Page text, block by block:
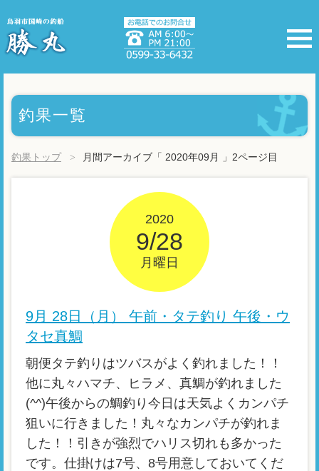
釣果一覧
釣果トップ 月間アーカイブ「 2020年09月 」2ページ目
2020
9/28
月曜日
9月 28日（月） 午前・タテ釣り 午後・ウ
タセ真鯛
朝便タテ釣りはツバスがよく釣れました！！
他に丸々ハマチ、ヒラメ、真鯛が釣れました
(^^)午後からの鯛釣り今日は天気よくカンパチ
狙いに行きました！丸々なカンパチが釣れま
した！！引きが強烈でハリス切れも多かった
です。仕掛けは7号、8号用意しておいてくだ